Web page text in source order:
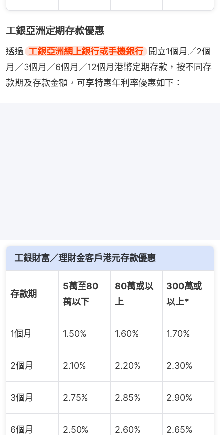
工銀亞洲定期存款優惠
透過 工銀亞洲網上銀行或手機銀行
開立1個月／2個
月／3個月／6個月／12個月港幣定期存款，按不同存
款期及存款金額，可享特惠年利率優惠如下：
工銀財富／理財金客戶港元存款優惠
存款期
5萬至80
萬以下
80萬或以
上
300萬或
以上*
1個月 1.50% 1.60% 1.70%
2個月 2.10% 2.20% 2.30%
3個月 2.75% 2.85% 2.90%
6個月 2.50% 2.60% 2.65%